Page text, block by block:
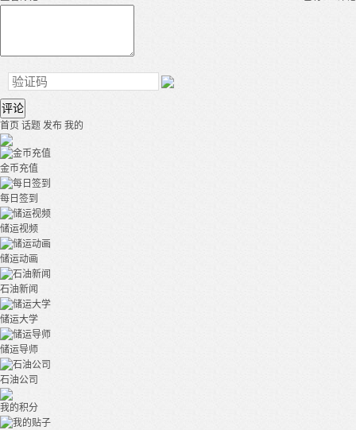
评论
首页 话题 发布 我的
金币充值
每日签到
储运视频
储运动画
石油新闻
储运大学
储运导师
石油公司
我的积分